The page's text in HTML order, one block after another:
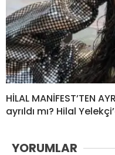
HİLAL MANİFEST’TEN
ayrıldı mı? Hilal
YORUMLAR